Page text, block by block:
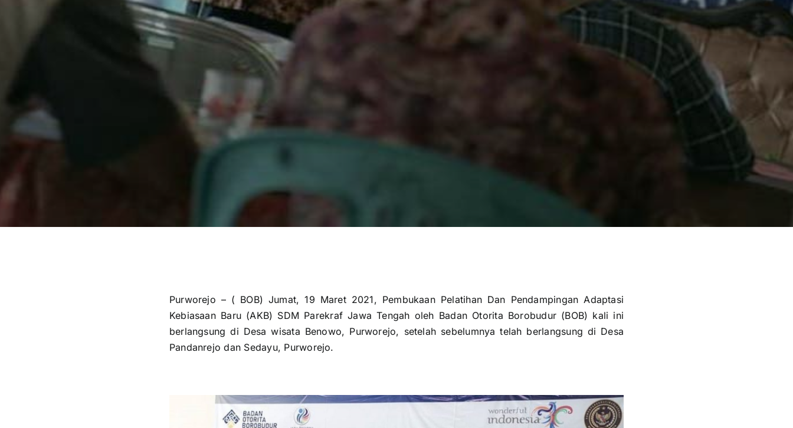
Purworejo – ( BOB) Jumat, 19 Maret 2021, Pembukaan Pelatihan Dan Pendampingan Adaptasi
Kebiasaan Baru (AKB) SDM Parekraf Jawa Tengah oleh Badan Otorita Borobudur (BOB) kali ini
berlangsung di Desa wisata Benowo, Purworejo, setelah sebelumnya telah berlangsung di Desa
Pandanrejo dan Sedayu, Purworejo.